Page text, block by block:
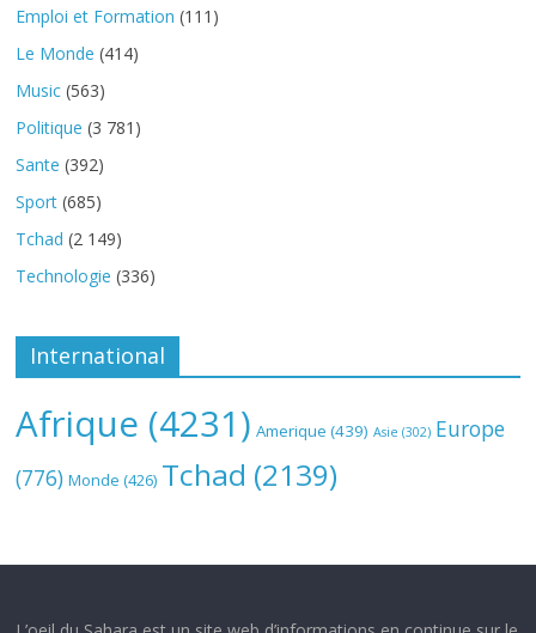
Emploi et Formation (111)
Le Monde (414)
Music (563)
Politique (3 781)
Sante (392)
Sport (685)
Tchad (2 149)
Technologie (336)
International
Afrique (4231) Amerique (439) Asie (302) Europe
(776) Monde (426) Tchad (2139)